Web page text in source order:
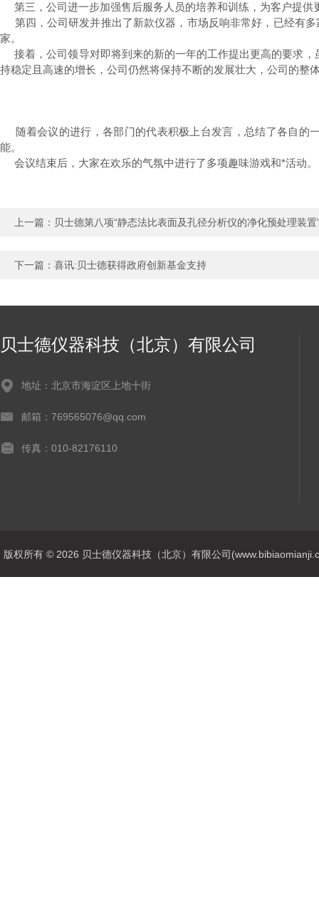
第三，公司进一步加强售后服务人员的培养和训练，为客户提供
第四，公司研发并推出了新款仪器，市场反响非常好，已经有
家。
接着，公司领导对即将到来的新的一年的工作提出更高的要求，
持稳定且高速的增长，公司仍然将保持不断的发展壮大，公司的整
随着会议的进行，各部门的代表积极上台发言，总结了各自的
能。
会议结束后，大家在欢乐的气氛中进行了多项趣味游戏和*活动。
上一篇： 贝士德第八项“静态法比表面及孔径分析仪的净化预处理装置
下一篇： 喜讯:贝士德获得政府创新基金支持
贝士德仪器科技（北京）有限公司
地址：北京市海淀区上地十街
邮箱：769565076@qq.com
传真：010-82176110
版权所有 © 2026 贝士德仪器科技（北京）有限公司